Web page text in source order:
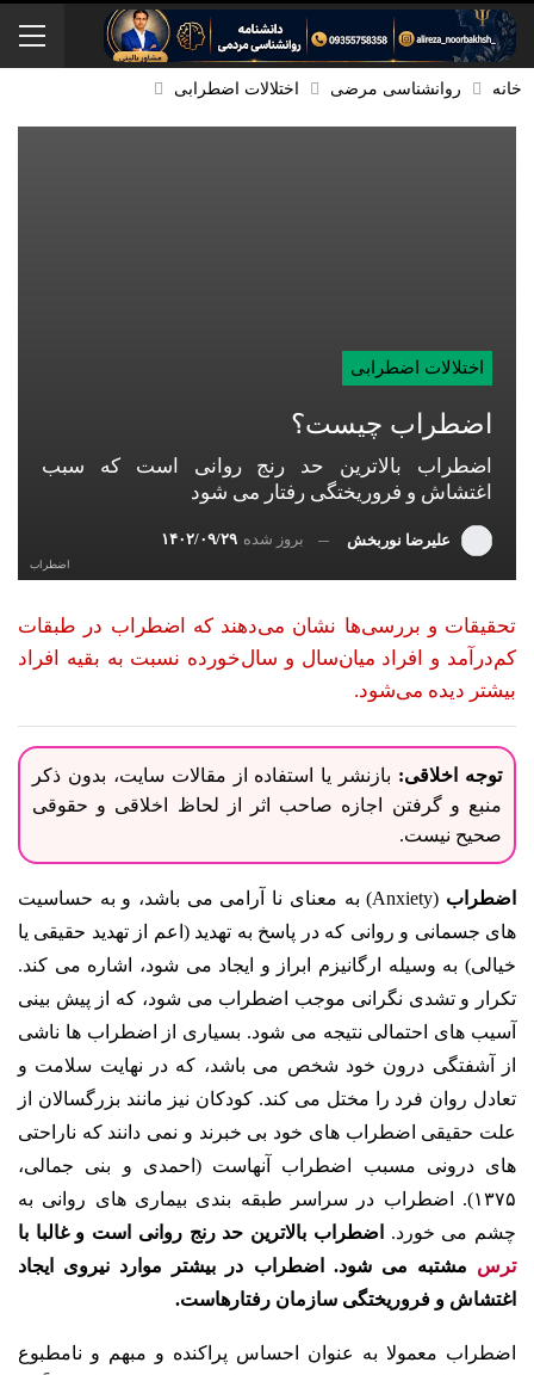
خانه روانشناسی مرضی اختلالات اضطرابی
اختلالات اضطرابی
اضطراب چیست؟
اضطراب بالاترین حد رنج روانی است که سبب
اغتشاش و فروریختگی رفتار می شود
علیرضا نوربخش بروز شده ۱۴۰۲/۰۹/۲۹
اضطراب
تحقیقات و بررسی‌ها نشان می‌دهند که اضطراب در طبقات
کم‌درآمد و افراد میان‌سال و سال‌خورده نسبت به بقیه افراد
بیشتر دیده می‌شود.
توجه اخلاقی: بازنشر یا استفاده از مقالات سایت، بدون ذکر
منبع و گرفتن اجازه صاحب اثر از لحاظ اخلاقی و حقوقی
صحیح نیست.
اضطراب
(Anxiety) به معنای نا آرامی می باشد، و به حساسیت
های جسمانی و روانی که در پاسخ به تهدید (اعم از تهدید حقیقی یا
خیالی) به وسیله ارگانیزم ابراز و ایجاد می شود، اشاره می کند.
تکرار و تشدی نگرانی موجب اضطراب می شود، که از پیش بینی
آسیب های احتمالی نتیجه می شود. بسیاری از اضطراب ها ناشی
از آشفتگی درون خود شخص می باشد، که در نهایت سلامت و
تعادل روان فرد را مختل می کند. کودکان نیز مانند بزرگسالان از
علت حقیقی اضطراب های خود بی خبرند و نمی دانند که ناراحتی
های درونی مسبب اضطراب آنهاست (احمدی و بنی جمالی،
۱۳۷۵). اضطراب در سراسر طبقه بندی بیماری های روانی به
چشم می خورد.
اضطراب بالاترین حد رنج روانی است و غالبا با
ترس مشتبه می شود. اضطراب در بیشتر موارد نیروی ایجاد
اغتشاش و فروریختگی سازمان رفتارهاست.
اضطراب معمولا به عنوان احساس پراکنده و مبهم و نامطبوع